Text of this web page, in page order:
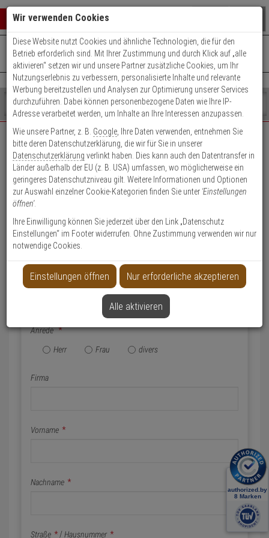
Warenkorb schließen
0 ARTIKEL IM WARENKORB
Ihr Warenkorb ist momentan leer.
Ergebnisse ()
Fertig
Shop
durchsuchen
Bitte
geben
Sie
mindestens
Zeichen
ein,
um
Suche
Es
wurde
noch
Kategorien
Suche
gestartet
+49 (0)821 899 493-0Mo. - Do.: 8:00 - 16:30 | Fr.: 8:00 - 14:00 Uhr
Kontaktservice nutzen
EXPERT-Security für Privatkunden
Das Beste für Ihre Sicherheit!
Geschäftskunden-
Konto anlegen
anlegen
Name & Anschrift
Anrede *
Herr
Frau divers
Firma
Vorname *
Nachname *
Straße * /Hausnummer *
Wir verwenden Cookies
Diese Website nutzt Cookies und ähnliche Technologien, die für den
Betrieb erforderlich sind. Mit Ihrer Zustimmung und durch Klick auf „alle
aktivieren“ setzen wir und unsere Partner zusätzliche Cookies, um Ihr
Nutzungserlebnis zu verbessern, personalisierte Inhalte und relevante
Werbung bereitzustellen und Analysen zur Optimierung unserer Services
durchzuführen. Dabei können personenbezogene Daten wie Ihre IP-
Adresse verarbeitet werden, um Inhalte an Ihre Interessen anzupassen.
Wie unsere Partner, z. B. Google , Ihre Daten verwenden, entnehmen Sie
bitte deren Datenschutzerklärung, die wir für Sie in unserer
Datenschutzerklärung verlinkt haben. Dies kann auch den Datentransfer in
Länder außerhalb der EU (z. B. USA) umfassen, wo möglicherweise ein
geringeres Datenschutzniveau gilt. Weitere Informationen und Optionen
zur Auswahl einzelner Cookie-Kategorien finden Sie unter 'Einstellungen
öffnen'.
Ihre Einwilligung können Sie jederzeit über den Link „Datenschutz
Einstellungen“ im Footer widerrufen. Ohne Zustimmung verwenden wir nur
notwendige Cookies.
Einstellungen öffnen Nur erforderliche akzeptieren
Alle aktivieren